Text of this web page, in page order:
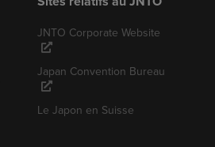
JNTO Corporate Website
Japan Convention Bureau
Le Japon en Suisse